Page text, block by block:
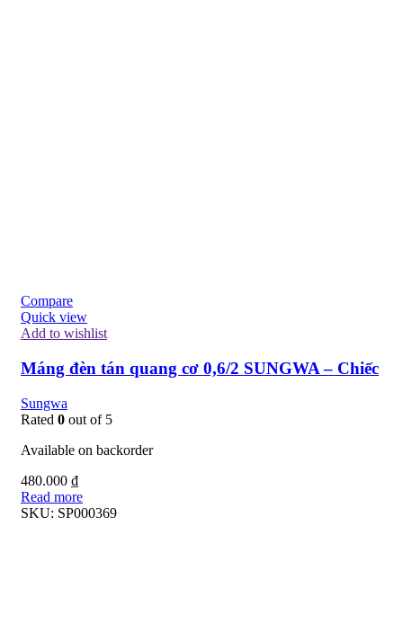
Compare
Quick view
Add to wishlist
Máng đèn tán quang cơ 0,6/2 SUNGWA – Chiếc
Sungwa
Rated 0 out of 5
Available on backorder
480.000 ₫
Read more
SKU: SP000369